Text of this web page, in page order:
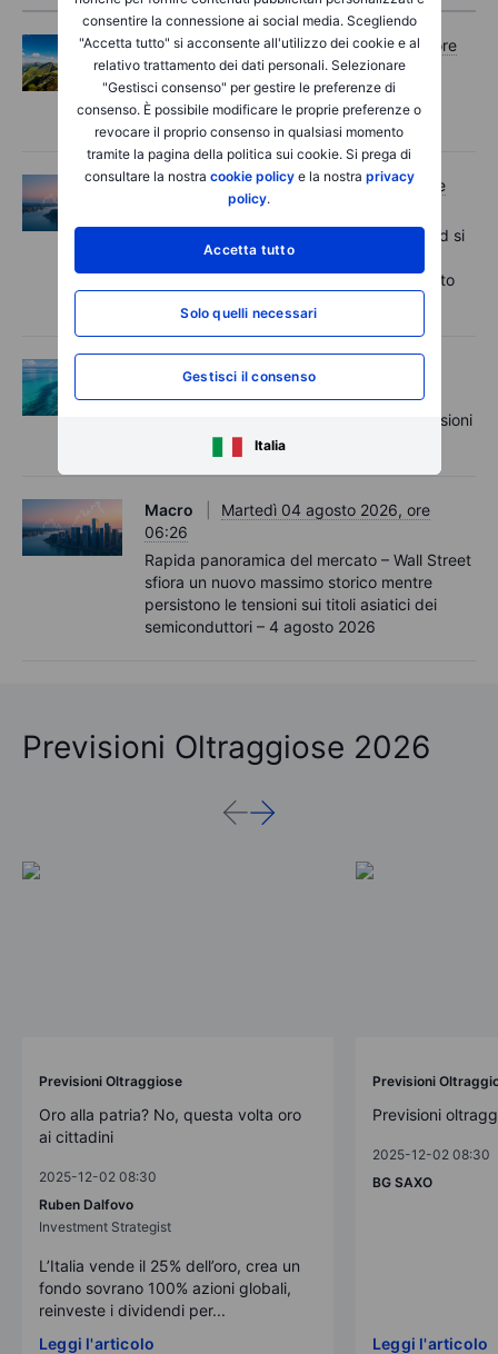
consentire la connessione ai social media. Scegliendo
"Accetta tutto" si acconsente all'utilizzo dei cookie e al
relativo trattamento dei dati personali. Selezionare
"Gestisci consenso" per gestire le preferenze di
consenso. È possibile modificare le proprie preferenze o
revocare il proprio consenso in qualsiasi momento
tramite la pagina della politica sui cookie. Si prega di
consultare la nostra cookie policye la nostra privacy
policy.
Accetta tutto
Solo quelli necessari
Gestisci il consenso
Italia
Opzioni
Mercoledì 05 agosto 2026, ore
11:30
Options Brief - I record si estendono,
aumentano le coperture – 5 agosto 2026
Macro
Mercoledì 05 agosto 2026, ore
Rapida panoramica del mercato - I record si
aggiornano grazie alle speranze di un
accordo sullo Stretto di Hormuz - 5 agosto
Opzioni
Martedì 04 agosto 2026, ore
Options Brief - Rally delle mega-cap, tensioni
sui semiconduttori - 4 agosto 2026
Macro
Martedì 04 agosto 2026, ore
06:26
Rapida panoramica del mercato – Wall Street
sfiora un nuovo massimo storico mentre
persistono le tensioni sui titoli asiatici dei
semiconduttori – 4 agosto 2026
Previsioni Oltraggiose 2026
Previsioni Oltraggiose
Oro alla patria? No, questa volta oro
ai cittadini
2025-12-02 08:30
Ruben Dalfovo
Investment Strategist
L’Italia vende il 25% dell’oro, crea un
fondo sovrano 100% azioni globali,
reinveste i dividendi per...
Leggi l'articolo
Previsioni
Previsioni
2025-12-02 08:30
BG SAXO
Leggi l'articolo